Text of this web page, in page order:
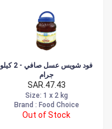
فود شويس عسل صافي - 2 كيلو
جرام
SAR.47.43
Size: 1 x 2 kg
Brand : Food Choice
Out of Stock